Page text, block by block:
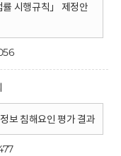
률 시행규칙」 제정안
보 침해요인 평가 결과